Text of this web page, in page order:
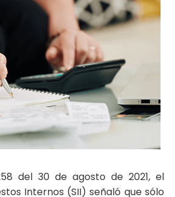
del 30 de agosto de 2021, el
Internos (SII) señaló que sólo